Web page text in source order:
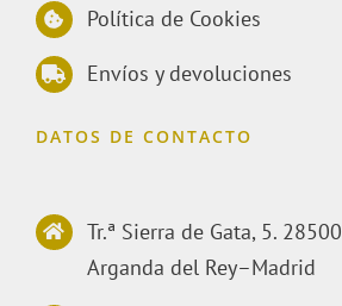
Política de Cookies
Envíos y devoluciones
DATOS DE CONTACTO
Tr.ª Sierra de Gata, 5. 28500
Arganda del Rey–Madrid